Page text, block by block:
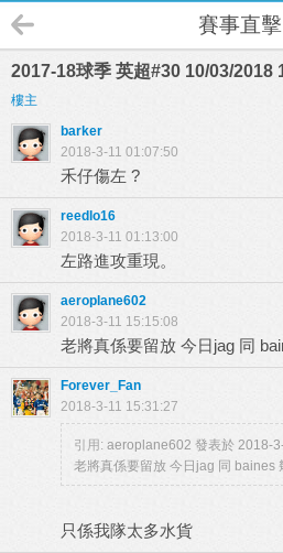
賽事直擊
2017-18球季 英超#30 10/03/2018
樓主
barker
2018-3-11 01:07:50
禾仔傷左 ?
reedlo16
2018-3-11 01:13:00
左路進攻重現。
aeroplane602
2018-3-11 15:15:08
老將真係要留放 今日jag 同
Forever_Fan
2018-3-11 15:31:27
引用: aeroplane602 發表於 2018-
老將真係要留放 今日jag 同 baines
只係我隊太多水貨